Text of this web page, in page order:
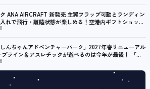
ANA AIRCRAFT 新発売 主翼フラップ可動とランディン
れで飛行・離陸状態が楽しめる！空港内ギフトショップ
やANA公式ECサイト8/10～順次販売開始
しんちゃんアドベンチャーパーク」2027年春リニューアル
ライン＆アスレチックが遊べるのは今年が最後！ 「ラ
ムネムネ～大作戦！」始動